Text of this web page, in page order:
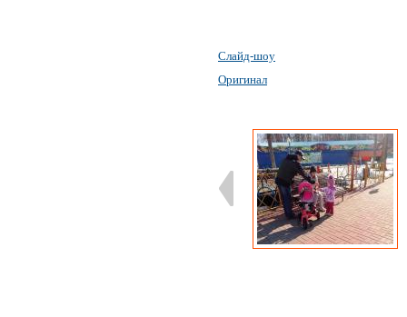
Слайд-шоу
Оригинал